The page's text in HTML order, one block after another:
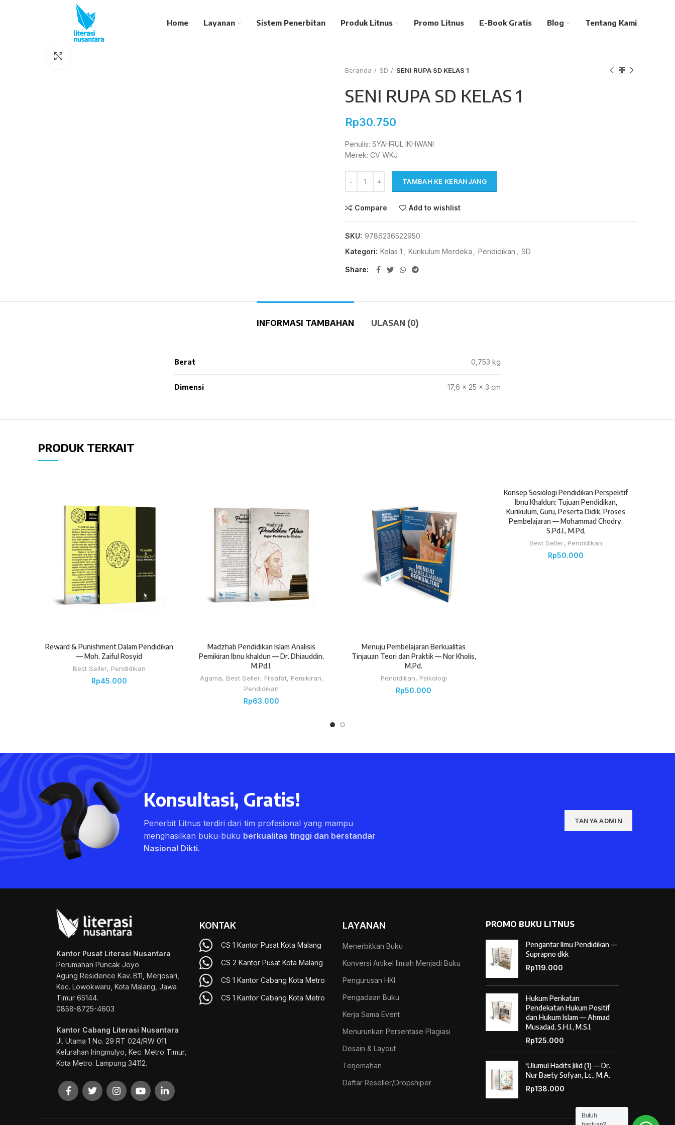
Home Layanan Sistem Penerbitan Produk Litnus Promo Litnus E-Book Gratis Blog Tentang Kami
Beranda
SD SENI RUPA SD KELAS 1
SENI RUPA SD KELAS 1
Rp30.750
Penulis: SYAHRUL IKHWANI
Merek: CV WKJ
TAMBAH KE KERANJANG
Compare Add to wishlist
SKU: 9786236522950
Kategori: Kelas 1 Kurikulum Merdeka Pendidikan SD
Share
INFORMASI TAMBAHAN ULASAN (0)
Berat 0,753 kg
Dimensi 17,6 × 25 × 3 cm
PRODUK TERKAIT
Reward & Punishment Dalam Pendidikan
— Moh. Zaiful Rosyid
Best Seller, Pendidikan
Rp45.000
Madzhab Pendidikan Islam Analisis
Pemikiran Ibnu khaldun — Dr. Dhiauddin,
M.Pd.I.
Agama, Best Seller, Filsafat, Pemikiran,
Pendidikan
Rp63.000
Menuju Pembelajaran Berkualitas
Tinjauan Teori dan Praktik — Nor Kholis,
M.Pd.
Pendidikan, Psikologi
Rp50.000
Konsep Sosiologi Pendidikan Perspektif
Ibnu Khaldun: Tujuan Pendidikan,
Kurikulum, Guru, Peserta Didik, Proses
Pembelajaran — Mohammad Chodry,
S.Pd.I., M.Pd,
Best Seller, Pendidikan
Rp50.000
Konsultasi, Gratis!
Penerbit Litnus terdiri dari tim profesional yang mampu
menghasilkan buku-buku berkualitas tinggi dan berstandar
Nasional Dikti.
TANYA ADMIN
Kantor Pusat Literasi Nusantara
Perumahan Puncak Joyo
Agung Residence Kav. B11, Merjosari,
Kec. Lowokwaru, Kota Malang, Jawa
Timur 65144.
0858-8725-4603
Kantor Cabang Literasi Nusantara
Jl. Utama 1 No. 29 RT 024/RW 011.
Kelurahan Iringmulyo, Kec. Metro Timur,
Kota Metro. Lampung 34112.
KONTAK
CS 1 Kantor Pusat Kota Malang
CS 2 Kantor Pusat Kota Malang
CS 1 Kantor Cabang Kota Metro
CS 1 Kantor Cabang Kota Metro
LAYANAN
Menerbitkan Buku
Konversi Artikel Ilmiah Menjadi Buku
Pengurusan HKI
Pengadaan Buku
Kerja Sama Event
Menurunkan Persentase Plagiasi
Desain & Layout
Terjemahan
Daftar Reseller/Dropshiper
PROMO BUKU LITNUS
Pengantar Ilmu Pendidikan —
Suprapno dkk
Rp119.000
Hukum Perikatan
Pendekatan Hukum Positif
dan Hukum Islam — Ahmad
Musadad, S.H.I., M.S.I.
Rp125.000
‘Ulumul Hadits Jilid (1) — Dr.
Nur Baety Sofyan, Lc., M.A.
Rp138.000
Butuh